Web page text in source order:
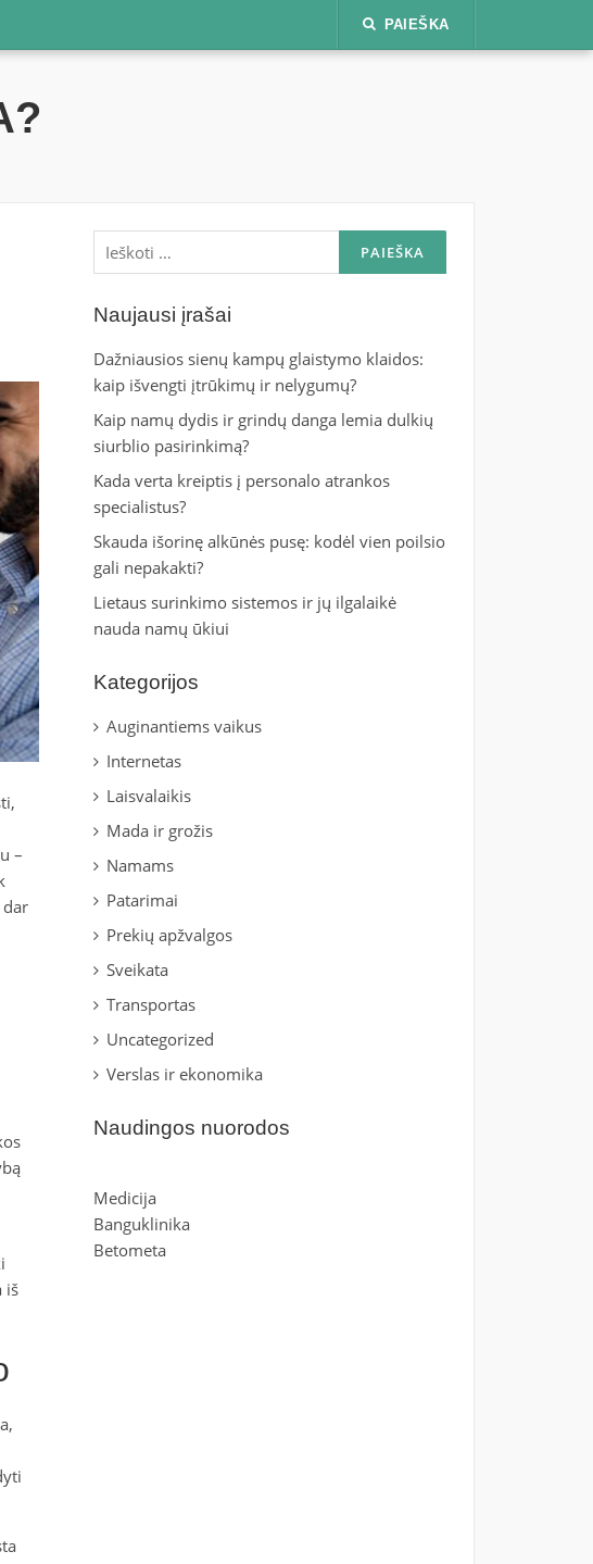
PAIEŠKA
–
iš
Ieškoti:
Naujausi įrašai
Dažniausios sienų kampų glaistymo klaidos:
kaip išvengti įtrūkimų ir nelygumų?
Kaip namų dydis ir grindų danga lemia dulkių
siurblio pasirinkimą?
Kada verta kreiptis į personalo atrankos
specialistus?
Skauda išorinę alkūnės pusę: kodėl vien poilsio
gali nepakakti?
Lietaus surinkimo sistemos ir jų ilgalaikė
nauda namų ūkiui
Kategorijos
Auginantiems vaikus
Internetas
Laisvalaikis
Mada ir grožis
Namams
Patarimai
Prekių apžvalgos
Sveikata
Transportas
Uncategorized
Verslas ir ekonomika
Naudingos nuorodos
Medicija
Banguklinika
Betometa